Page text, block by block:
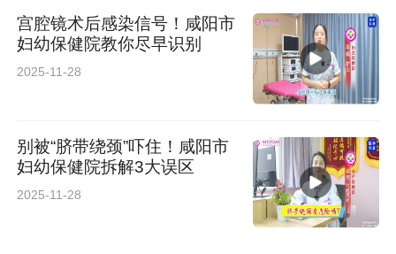
宫腔镜术后感染信号！咸阳市
妇幼保健院教你尽早识别
2025-11-28
别被“脐带绕颈”吓住！咸阳市
妇幼保健院拆解3大误区
2025-11-28